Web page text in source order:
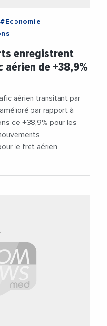
#Economie
enregistrent
aérien de +38,9%
aérien transitant par
par rapport à
de +38,9% pour les
le fret aérien